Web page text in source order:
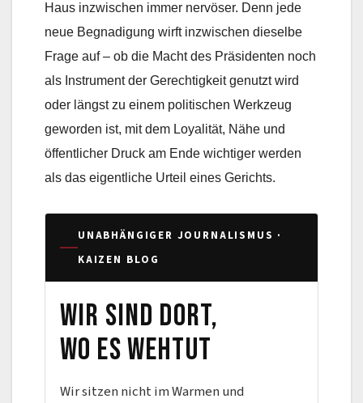
Haus inzwischen immer nervöser. Denn jede
neue Begnadigung wirft inzwischen dieselbe
Frage auf – ob die Macht des Präsidenten noch
als Instrument der Gerechtigkeit genutzt wird
oder längst zu einem politischen Werkzeug
geworden ist, mit dem Loyalität, Nähe und
öffentlicher Druck am Ende wichtiger werden
als das eigentliche Urteil eines Gerichts.
UNABHÄNGIGER JOURNALISMUS ·
KAIZEN BLOG
Wir sind dort,
wo es wehtut
Wir sitzen nicht im Warmen und